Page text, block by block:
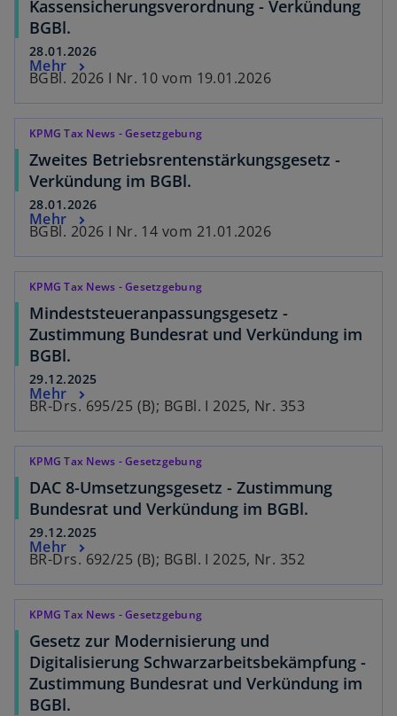
Kassensicherungsverordnung - Verkündung
BGBl.
28.01.2026
BGBl. 2026 I Nr. 10 vom 19.01.2026
Mehr
KPMG Tax News - Gesetzgebung
Zweites Betriebsrentenstärkungsgesetz -
Verkündung im BGBl.
28.01.2026
BGBl. 2026 I Nr. 14 vom 21.01.2026
Mehr
KPMG Tax News - Gesetzgebung
Mindeststeueranpassungsgesetz -
Zustimmung Bundesrat und Verkündung im
BGBl.
29.12.2025
BR-Drs. 695/25 (B); BGBl. I 2025, Nr. 353
Mehr
KPMG Tax News - Gesetzgebung
DAC 8-Umsetzungsgesetz - Zustimmung
Bundesrat und Verkündung im BGBl.
29.12.2025
BR-Drs. 692/25 (B); BGBl. I 2025, Nr. 352
Mehr
KPMG Tax News - Gesetzgebung
Gesetz zur Modernisierung und
Digitalisierung Schwarzarbeitsbekämpfung -
Zustimmung Bundesrat und Verkündung im
BGBl.